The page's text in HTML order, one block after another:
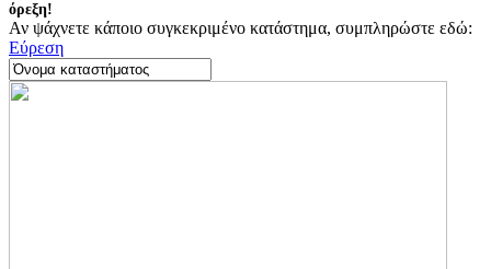
όρεξη!
Αν ψάχνετε κάποιο συγκεκριμένο κατάστημα, συμπληρώστε εδώ:
Εύρεση